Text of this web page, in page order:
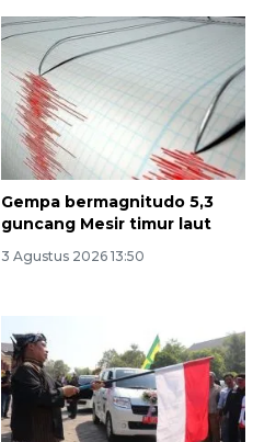
Gempa bermagnitudo 5,3
guncang Mesir timur laut
3 Agustus 2026 13:50